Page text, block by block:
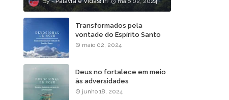
Transformados pela
vontade do Espírito Santo
maio 02, 2024
Deus no fortalece em meio
às adversidades
junho 18, 2024